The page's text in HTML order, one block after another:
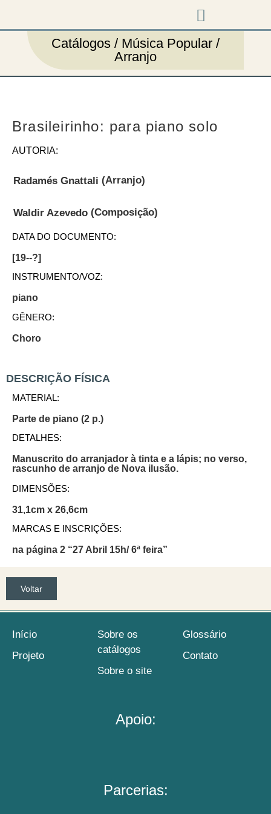
Catálogos / Música Popular /
Arranjo
Brasileirinho: para piano solo
AUTORIA:
Radamés Gnattali (Arranjo)
Waldir Azevedo (Composição)
DATA DO DOCUMENTO:
[19--?]
INSTRUMENTO/VOZ:
piano
GÊNERO:
Choro
DESCRIÇÃO FÍSICA
MATERIAL:
Parte de piano (2 p.)
DETALHES:
Manuscrito do arranjador à tinta e a lápis; no verso,
rascunho de arranjo de Nova ilusão.
DIMENSÕES:
31,1cm x 26,6cm
MARCAS E INSCRIÇÕES:
na página 2 “27 Abril 15h/ 6ª feira”
Voltar
Início
Projeto
Sobre os
catálogos
Sobre o site
Glossário
Contato
Apoio:
Parcerias: